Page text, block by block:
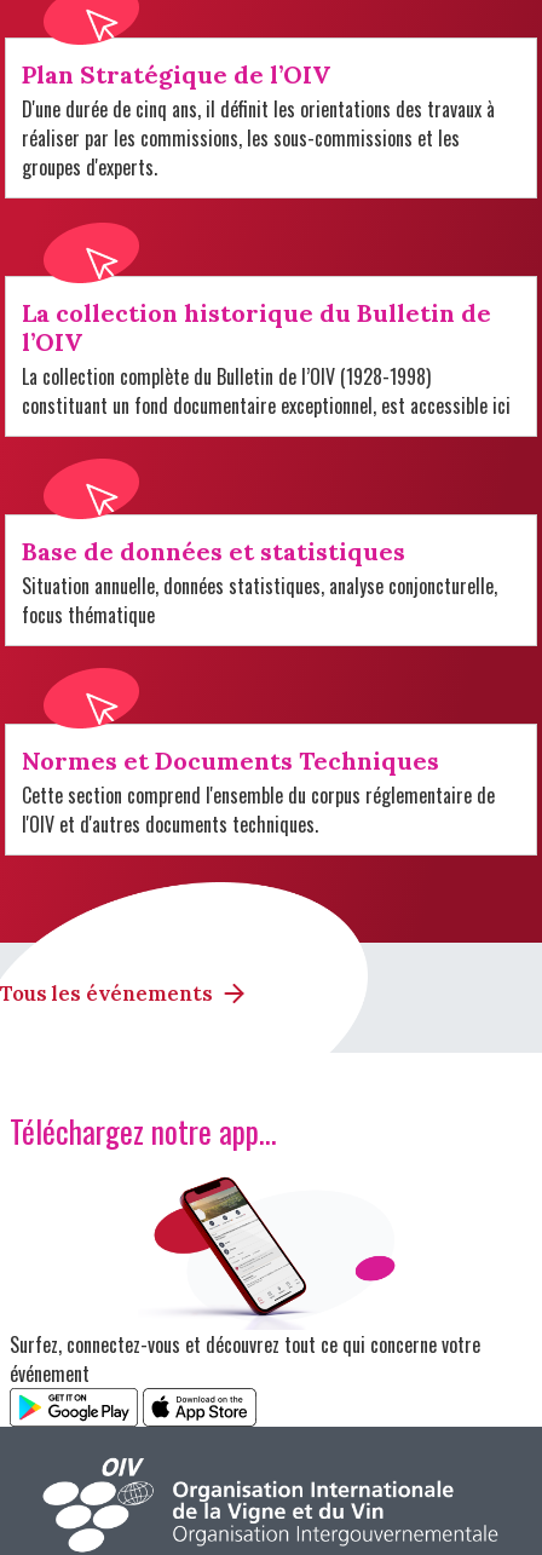
Plan Stratégique de l’OIV
D'une durée de cinq ans, il définit les orientations des travaux à
réaliser par les commissions, les sous-commissions et les
groupes d'experts.
La collection historique du Bulletin de
l’OIV
La collection complète du Bulletin de l’OIV (1928-1998)
constituant un fond documentaire exceptionnel, est accessible ici
Base de données et statistiques
Situation annuelle, données statistiques, analyse conjoncturelle,
focus thématique
Normes et Documents Techniques
Cette section comprend l'ensemble du corpus réglementaire de
l'OIV et d'autres documents techniques.
Tous les événements
Téléchargez notre app…
Surfez, connectez-vous et découvrez tout ce qui concerne votre
événement